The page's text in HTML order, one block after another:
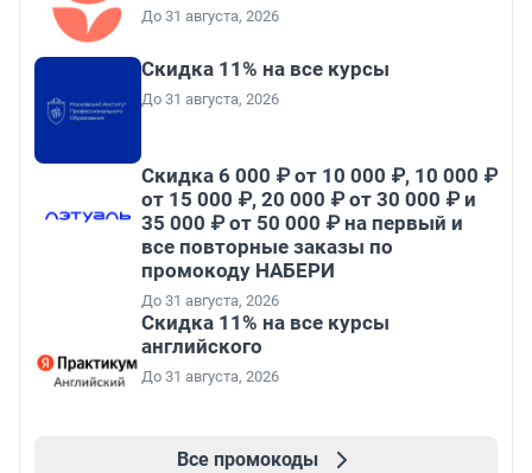
До 31 августа, 2026
Скидка 11% на все курсы
До 31 августа, 2026
Скидка 6 000 ₽ от 10 000 ₽, 10 000 ₽
от 15 000 ₽, 20 000 ₽ от 30 000 ₽ и
35 000 ₽ от 50 000 ₽ на первый и
все повторные заказы по
промокоду НАБЕРИ
До 31 августа, 2026
Скидка 11% на все курсы
английского
До 31 августа, 2026
Все промокоды